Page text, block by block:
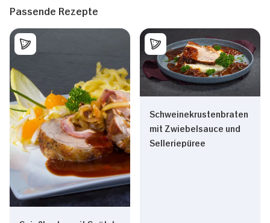
Passende Rezepte
Schweinekrustenbraten
mit Zwiebelsauce und
Selleriepüree